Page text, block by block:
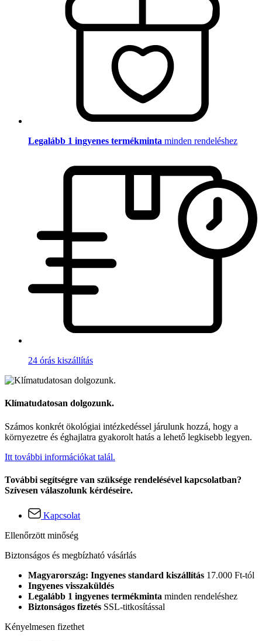
Legalább 1 ingyenes termékminta minden rendeléshez
24 órás kiszállítás
Klímatudatosan dolgozunk.
Számos konkrét ökológiai intézkedéssel járulunk hozzá, hogy a
környezetre és éghajlatra gyakorolt hatás a lehető legkisebb legyen.
Itt további információkat talál.
További segítségre van szüksége rendelésével kapcsolatban?
Szívesen válaszolunk kérdéseire.
Kapcsolat
Ellenőrzött minőség
Biztonságos és megbízható vásárlás
Magyarország: Ingyenes standard kiszállítás 17.000 Ft-tól
Ingyenes visszaküldés
Legalább 1 ingyenes termékminta minden rendeléshez
Biztonságos fizetés SSL-titkosítással
Kényelmesen fizethet